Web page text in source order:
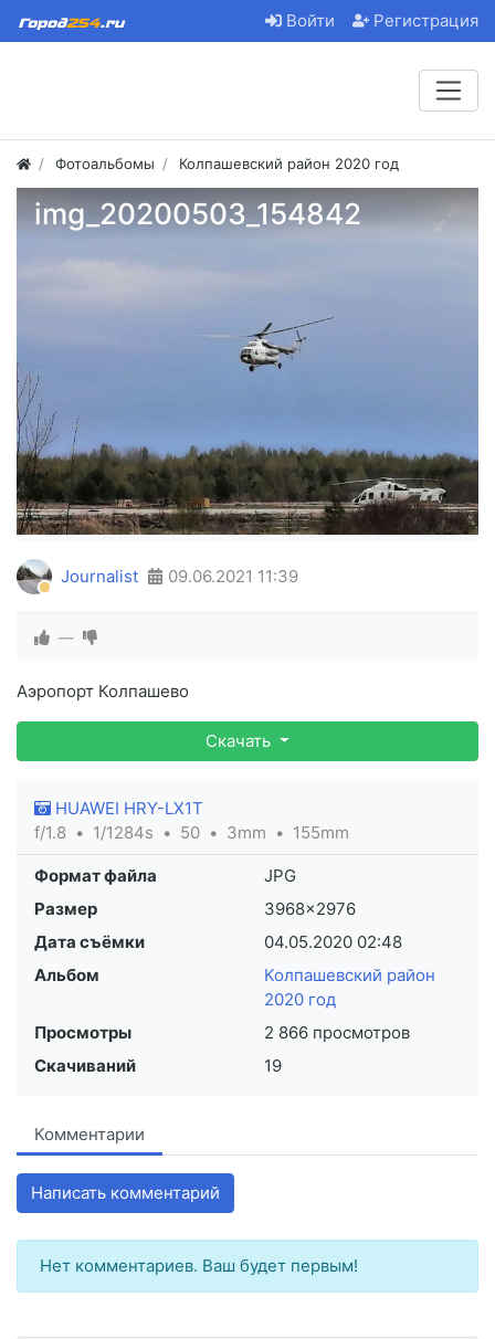
Войти Регистрация
Фотоальбомы Колпашевский район 2020 год
img_20200503_154842
Journalist 09.06.2021 11:39
—
Аэропорт Колпашево
Скачать
HUAWEI HRY-LX1T
f/1.8
1/1284s 50 3mm 155mm
Формат файла
JPG
Размер
3968×2976
Дата съёмки
04.05.2020 02:48
Альбом
Колпашевский район
2020 год
Просмотры
2 866 просмотров
Скачиваний
19
Комментарии
Написать комментарий
Нет комментариев. Ваш будет первым!